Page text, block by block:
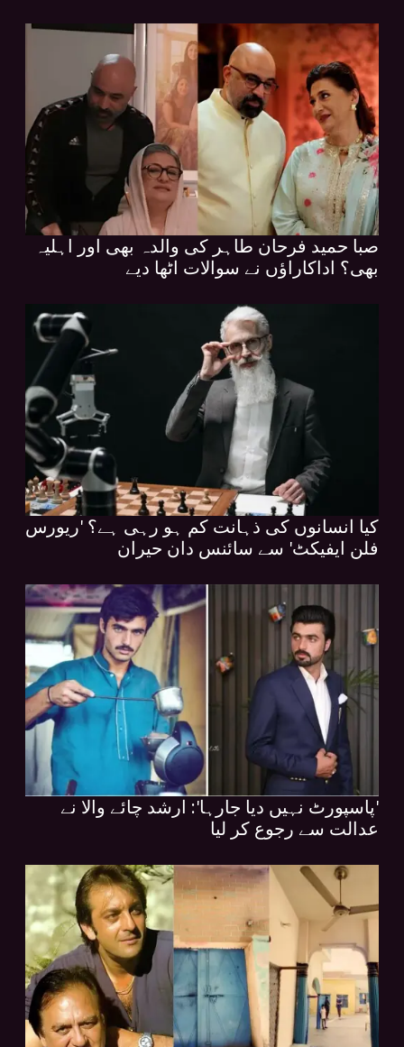
صبا حمید فرحان طاہر کی والدہ بھی اور اہلیہ
بھی؟ اداکاراؤں نے سوالات اٹھا دیے
کیا انسانوں کی ذہانت کم ہو رہی ہے؟ 'ریورس
فلن ایفیکٹ' سے سائنس دان حیران
'پاسپورٹ نہیں دیا جارہا': ارشد چائے والا نے
عدالت سے رجوع کر لیا